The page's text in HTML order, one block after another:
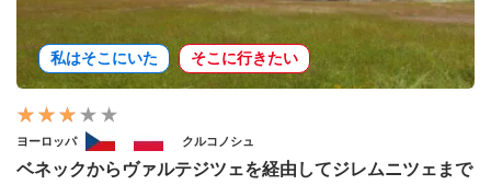
私はそこにいた そこに行きたい
ヨーロッパ クルコノシュ
ベネックからヴァルテジツェを経由してジレムニツェまで